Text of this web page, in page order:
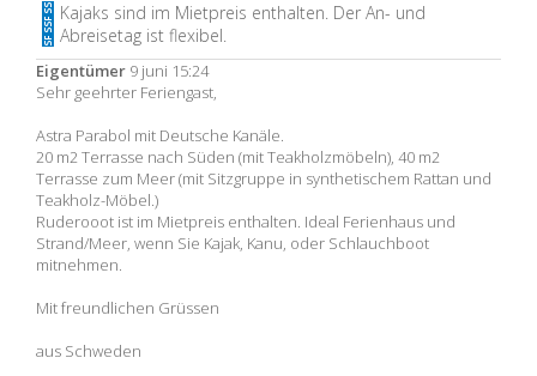
Kajaks sind im Mietpreis enthalten. Der An- und
Abreisetag ist flexibel.
Eigentümer 9 juni 15:24
Sehr geehrter Feriengast,
Astra Parabol mit Deutsche Kanäle.
20 m2 Terrasse nach Süden (mit Teakholzmöbeln), 40 m2
Terrasse zum Meer (mit Sitzgruppe in synthetischem Rattan und
Teakholz-Möbel.)
Ruderooot ist im Mietpreis enthalten. Ideal Ferienhaus und
Strand/Meer, wenn Sie Kajak, Kanu, oder Schlauchboot
mitnehmen.
Mit freundlichen Grüssen
aus Schweden